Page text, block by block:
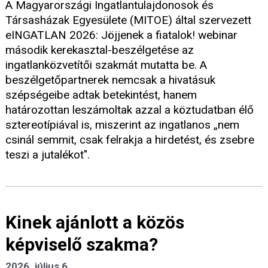
A Magyarországi Ingatlantulajdonosok és
Társasházak Egyesülete (MITOE) által szervezett
eINGATLAN 2026: Jöjjenek a fiatalok! webinar
második kerekasztal-beszélgetése az
ingatlanközvetítői szakmát mutatta be. A
beszélgetőpartnerek nemcsak a hivatásuk
szépségeibe adtak betekintést, hanem
határozottan leszámoltak azzal a köztudatban élő
sztereotípiával is, miszerint az ingatlanos „nem
csinál semmit, csak felrakja a hirdetést, és zsebre
teszi a jutalékot".
Kinek ajánlott a közös
képviselő szakma?